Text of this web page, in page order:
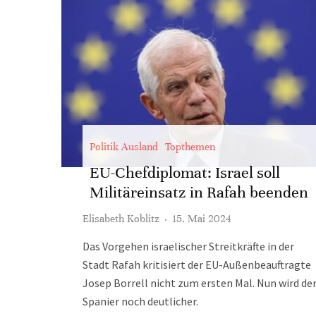
Politik Ausland Topthemen
EU-Chefdiplomat: Israel soll
Militäreinsatz in Rafah beenden
Elisabeth Koblitz · 15. Mai 2024
Das Vorgehen israelischer Streitkräfte in der
Stadt Rafah kritisiert der EU-Außenbeauftragte
Josep Borrell nicht zum ersten Mal. Nun wird der
Spanier noch deutlicher.